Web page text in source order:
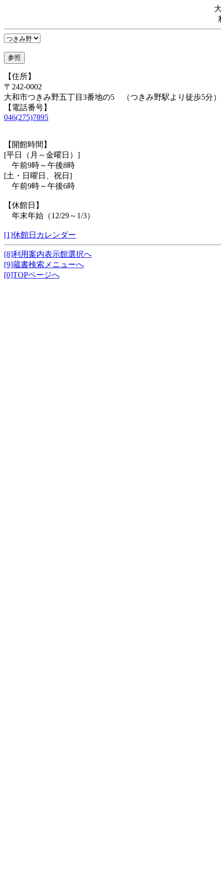
【住所】
〒242-0002
大和市つきみ野五丁目3番地の5 （つきみ野駅より徒歩5分）
【電話番号】
046(275)7895
【開館時間】
[平日（月～金曜日）]
午前9時～午後8時
[土・日曜日、祝日]
午前9時～午後6時
【休館日】
年末年始（12/29～1/3）
[1]休館日カレンダー
[8]利用案内表示館選択へ
[9]蔵書検索メニューへ
[0]TOPページへ